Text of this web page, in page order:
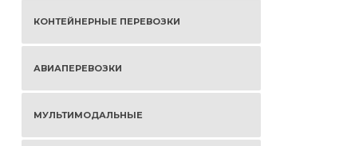
КОНТЕЙНЕРНЫЕ ПЕРЕВОЗКИ
АВИАПЕРЕВОЗКИ
МУЛЬТИМОДАЛЬНЫЕ